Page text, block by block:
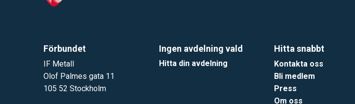
Förbundet
IF Metall
Olof Palmes gata 11
105 52 Stockholm
Ingen avdelning vald
Hitta din avdelning
Hitta snabbt
Kontakta oss
Bli medlem
Press
Om oss